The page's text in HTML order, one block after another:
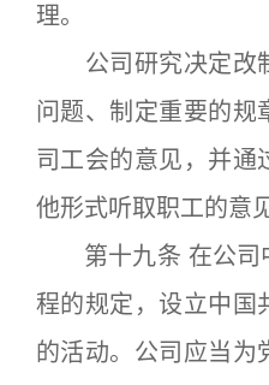
理。
公司研究决定改
问题、制定重要的规
司工会的意见，并通
他形式听取职工的意
第十九条 在公司
程的规定，设立中国
的活动。公司应当为